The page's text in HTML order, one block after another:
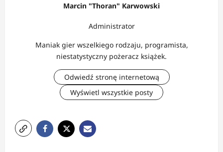
Marcin "Thoran" Karwowski
Administrator
Maniak gier wszelkiego rodzaju, programista,
niestatystyczny pożeracz książek.
Odwiedź stronę internetową
Wyświetl wszystkie posty